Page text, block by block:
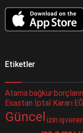
Etiketler
Atamabağkur
Esastan İptal Kararı
Güncel izin işveren